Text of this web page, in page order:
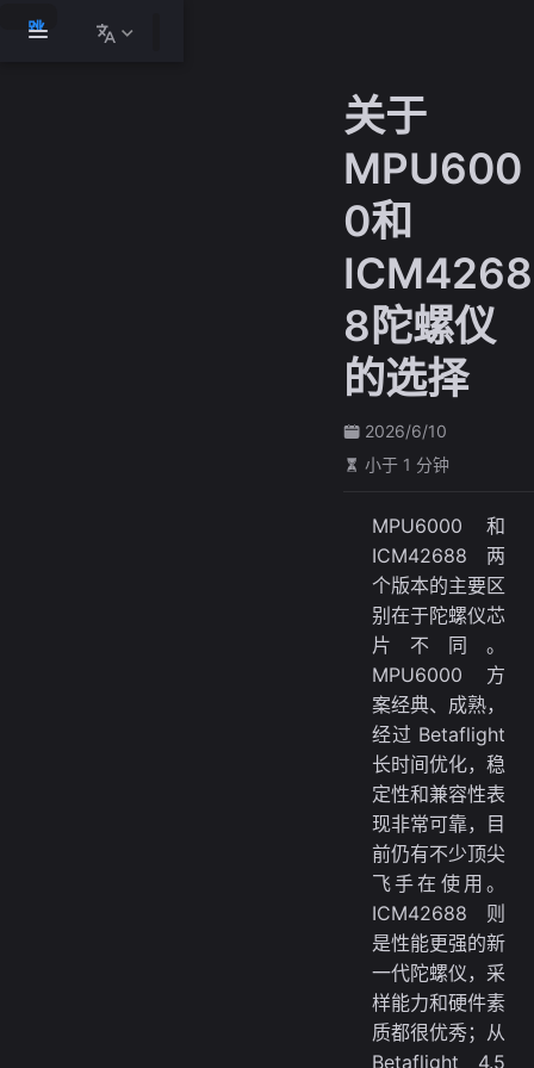
跳
关于
MPU600
0和
ICM4268
8陀螺仪
的选择
2026/6/10
小于 1 分钟
MPU6000 和
ICM42688 两
个版本的主要区
别在于陀螺仪芯
片不同。
MPU6000 方
案经典、成熟，
经过 Betaflight
长时间优化，稳
定性和兼容性表
现非常可靠，目
前仍有不少顶尖
飞手在使用。
ICM42688 则
是性能更强的新
一代陀螺仪，采
样能力和硬件素
质都很优秀；从
Betaflight 4.5